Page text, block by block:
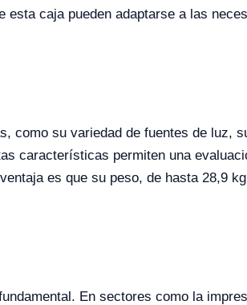
esta caja pueden adaptarse a las
como su variedad de fuentes de luz,
características permiten una
es que su peso, de hasta 28,9
En sectores como la